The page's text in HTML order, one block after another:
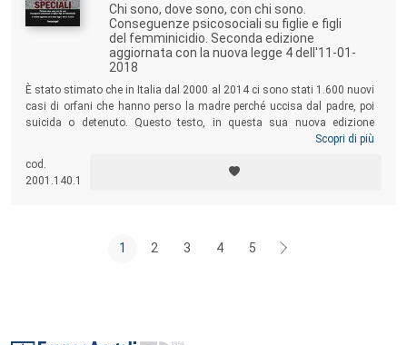
Chi sono, dove sono, con chi sono.
Conseguenze psicosociali su figlie e figli
del femminicidio. Seconda edizione
aggiornata con la nuova legge 4 dell'11-01-
2018
È stato stimato che in Italia dal 2000 al 2014 ci sono stati 1.600 nuovi
casi di orfani che hanno perso la madre perché uccisa dal padre, poi
suicida o detenuto. Questo testo, in questa sua nuova edizione
aggiornata in base ai cambiamenti apportati dalla legge del
giustizia, dei servizi sociali, gli insegnanti, gli studiosi, ma anche le
nuove famiglie che si occupano di questi “orfani speciali”.
Scopri di più
cod.
2001.140.1
1 2 3 4 5